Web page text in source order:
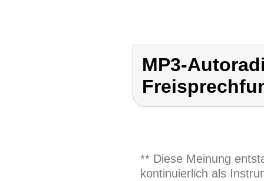
MP3-
** Diese Meinung
kontinuierlich als